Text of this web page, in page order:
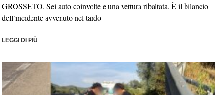
GROSSETO. Sei auto coinvolte e una vettura ribaltata. È il bilancio
dell’incidente avvenuto nel tardo
LEGGI DI PIÙ